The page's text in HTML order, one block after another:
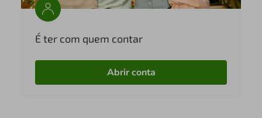
É ter com quem contar
Abrir conta